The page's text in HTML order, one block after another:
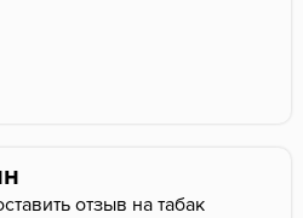
отзыв на табак